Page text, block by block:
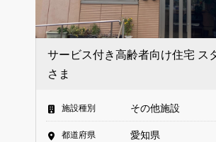
サービス付き高齢者向け住宅 ス
さま
施設種別 その他施設
都道府県 愛知県